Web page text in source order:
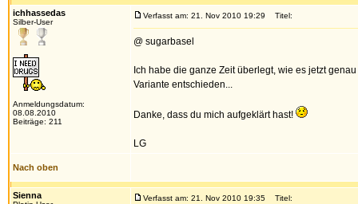
ichhassedas
Silber-User
Anmeldungsdatum:
08.08.2010
Beiträge: 211
Verfasst am: 21. Nov 2010 19:29 Titel:
@ sugarbasel
Ich habe die ganze Zeit überlegt, wie es jetzt
Variante entschieden...
Danke, dass du mich aufgeklärt hast!
LG
Nach oben
Sienna Verfasst am: 21. Nov 2010 19:35 Titel: